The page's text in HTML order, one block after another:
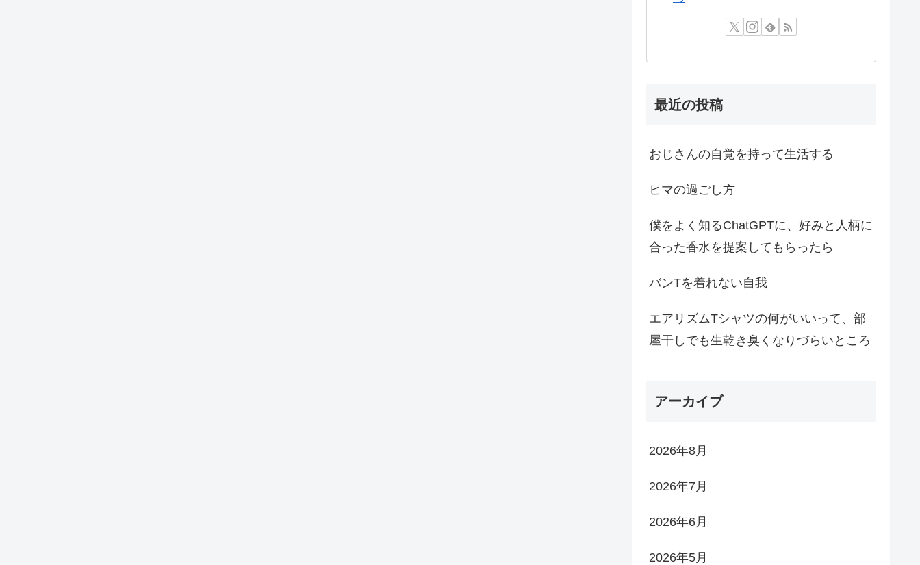
最近の投稿
おじさんの自覚を持って生活する
ヒマの過ごし方
僕をよく知るChatGPTに、好みと人柄に
合った香水を提案してもらったら
バンTを着れない自我
エアリズムTシャツの何がいいって、部
屋干しでも生乾き臭くなりづらいところ
アーカイブ
2026年8月
2026年7月
2026年6月
2026年5月